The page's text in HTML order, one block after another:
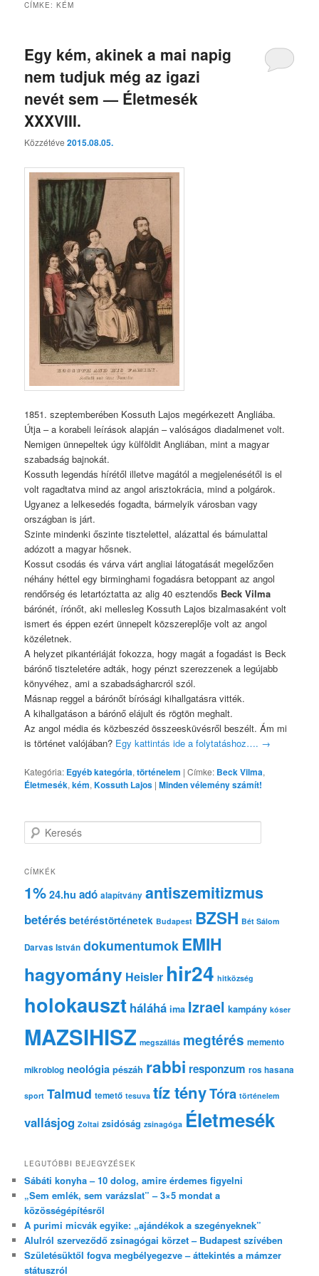
CÍMKE:KÉM
Egy kém, akinek a mai napig
nem tudjuk még az igazi
nevét sem — Életmesék
XXXVIII.
Közzétéve2015.08.05.
1851. szeptemberében Kossuth Lajos megérkezett Angliába.
Útja – a korabeli leírások alapján – valóságos diadalmenet volt.
Nemigen ünnepeltek úgy külföldit Angliában, mint a magyar
szabadság bajnokát.
Kossuth legendás hírétől illetve magától a megjelenésétől is el
volt ragadtatva mind az angol arisztokrácia, mind a polgárok.
Ugyanez a lelkesedés fogadta, bármelyik városban vagy
országban is járt.
Szinte mindenki őszinte tisztelettel, alázattal és bámulattal
adózott a magyar hősnek.
Kossut csodás és várva várt angliai látogatását megelőzően
néhány héttel egy birminghami fogadásra betoppant az angol
rendőrség és letartóztatta az alig 40 esztendős Beck Vilma
bárónét, írónőt, aki mellesleg Kossuth Lajos bizalmasaként volt
ismert és éppen ezért ünnepelt közszereplője volt az angol
közéletnek.
A helyzet pikantériáját fokozza, hogy magát a fogadást is Beck
bárónő tiszteletére adták, hogy pénzt szerezzenek a legújabb
könyvéhez, ami a szabadságharcról szól.
Másnap reggel a bárónőt bírósági kihallgatásra vitték.
A kihallgatáson a bárónő elájult és rögtön meghalt.
Az angol média és közbeszéd összeesküvésről beszélt. Ám mi
is történet valójában? Egy kattintás ide a folytatáshoz…. →
Kategória: Egyéb kategória,történelem |Címke: Beck Vilma,
Életmesék,kém,Kossuth Lajos |Minden vélemény számít!
e
e
é
CÍMKÉK
1% 24.hu adó alapítvány antiszemitizmus
betérés betéréstörténetek Budapest BZSH Bét Sálom
Darvas István dokumentumok EMIH
hagyomány Heisler hir24 hitközség
holokauszt háláhá ima Izrael kampány kóser
MAZSIHISZ megszállás megtérés memento
mikroblog neológia pészáh rabbi responzum ros hasana
sport Talmud temető tesuva tíz tényTóra történelem
vallásjog Zoltai zsidóság zsinagóga Életmesék
LEGUTÓBBI BEJEGYZÉSEK
Sábáti konyha – 10 dolog, amire érdemes figyelni
„Sem emlék, sem varázslat” – 3×5 mondat a
közösségépítésről
A purimi micvák egyike: „ajándékok a szegényeknek”
Alulról szerveződő zsinagógai körzet – Budapest szívében
Születésüktől fogva megbélyegezve – áttekintés a mámzer
státuszról